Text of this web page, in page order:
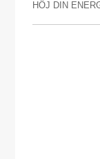
HÖJ DIN